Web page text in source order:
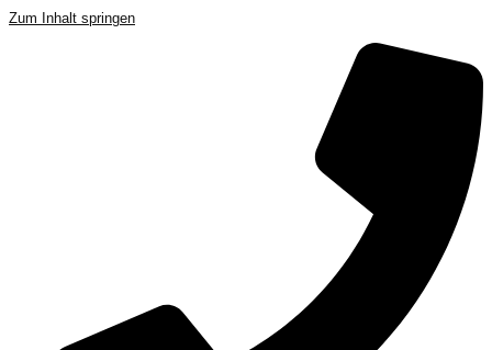
Zum Inhalt springen